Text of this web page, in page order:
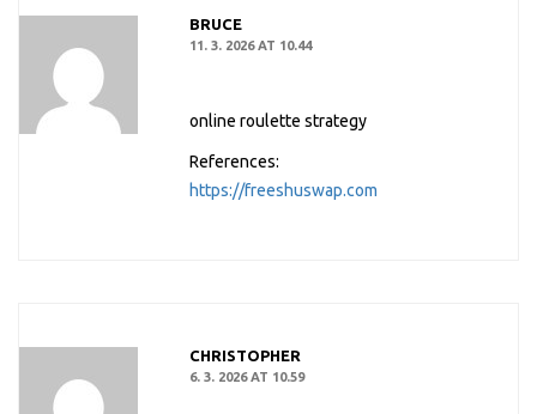
BRUCE
11. 3. 2026 AT 10.44
online roulette strategy
References:
https://freeshuswap.com
CHRISTOPHER
6. 3. 2026 AT 10.59